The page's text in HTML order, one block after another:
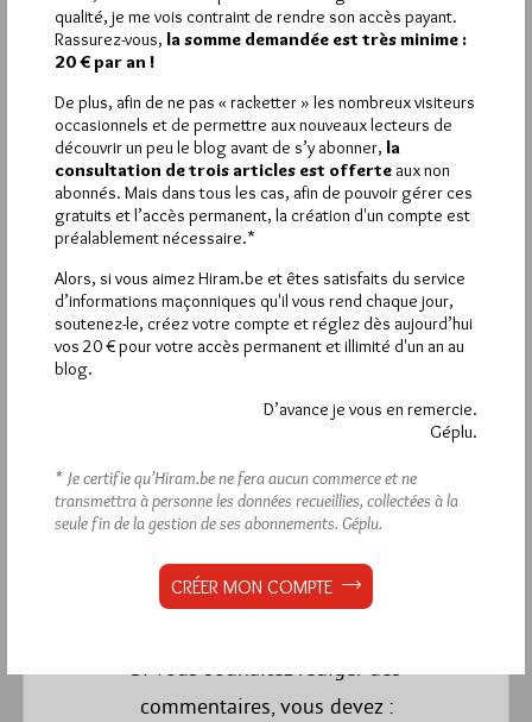
Ces informations se trouve par ailleurs sur l ‘excellent livre
« A la découverte des temples maçonniques de France »de
Ludovic Marcos
ouvrage disponible sur AMAZON
Ce type de projet génère toujours des détracteurs virulents
qui essaient de transmettre comme valeurs leurs peurs
irrationnelles et stériles.
« Il faut sortir la nuit pour voir les étoiles »
Bonne vacances
JEORBOAM
18 MARS 2017 À 0H08 / RÉPONDRE
C’est peut-être gratuit, mais ce ne sera jamais parfaitement
veut pas dire qu’il ne faut pas toucher un ordinateur, mais qu’il
faut limiter les informations personnelles qu’on met sur
La rédaction de commentaires est
Si vous souhaitez rédiger des
commentaires, vous devez :
qualité, je me vois contraint de rendre son accès payant.
Rassurez-vous, la somme demandée est très minime :
20 € par an !
De plus, afin de ne pas « racketter » les nombreux visiteurs
occasionnels et de permettre aux nouveaux lecteurs de
découvrir un peu le blog avant de s’y abonner, la
consultation de trois articles est offerte aux non
abonnés. Mais dans tous les cas, afin de pouvoir gérer ces
gratuits et l’accès permanent, la création d'un compte est
préalablement nécessaire.*
Alors, si vous aimez Hiram.be et êtes satisfaits du service
d’informations maçonniques qu'il vous rend chaque jour,
soutenez-le, créez votre compte et réglez dès aujourd’hui
vos 20 € pour votre accès permanent et illimité d'un an au
blog.
D’avance je vous en remercie.
Géplu.
* Je certifie qu’Hiram.be ne fera aucun commerce et ne
transmettra à personne les données recueillies, collectées à la
seule fin de la gestion de ses abonnements. Géplu.
CRÉER MON COMPTE